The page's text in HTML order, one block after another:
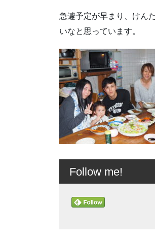
急遽予定が早まり、けん
いなと思っています。
Follow me!